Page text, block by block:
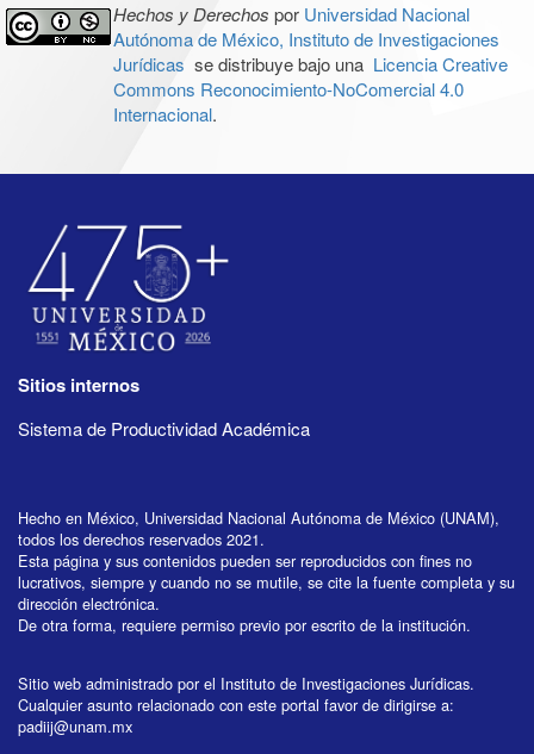
Hechos y Derechos por Universidad Nacional
Autónoma de México, Instituto de Investigaciones
Jurídicas se distribuye bajo una Licencia Creative
Commons Reconocimiento-NoComercial 4.0
Internacional.
Sitios internos
Sistema de Productividad Académica
Hecho en México, Universidad Nacional Autónoma de México (UNAM),
todos los derechos reservados 2021.
Esta página y sus contenidos pueden ser reproducidos con fines no
lucrativos, siempre y cuando no se mutile, se cite la fuente completa y su
dirección electrónica.
De otra forma, requiere permiso previo por escrito de la institución.
Sitio web administrado por el Instituto de Investigaciones Jurídicas.
Cualquier asunto relacionado con este portal favor de dirigirse a:
padiij@unam.mx